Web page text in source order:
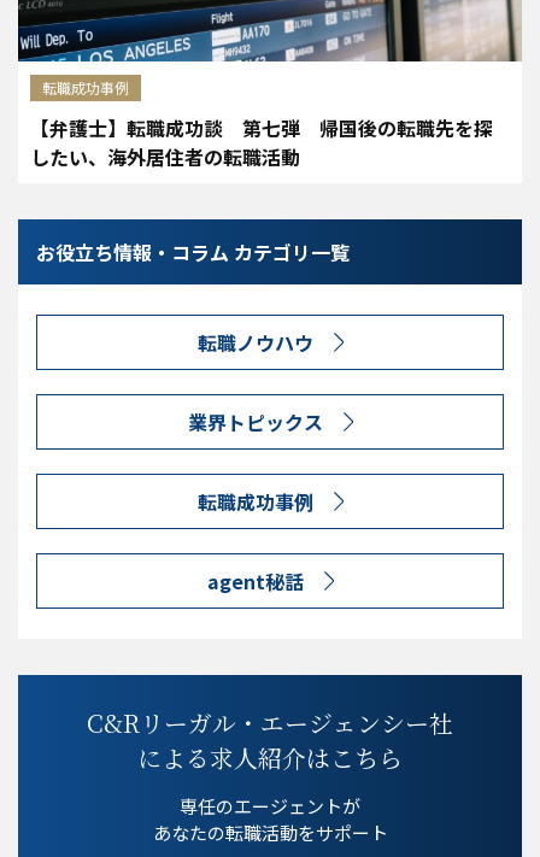
転職成功事例
【弁護士】転職成功談 第七弾 帰国後の転職先を探
したい、海外居住者の転職活動
お役立ち情報・コラム カテゴリ一覧
転職ノウハウ
業界トピックス
転職成功事例
agent秘話
C&Rリーガル・エージェンシー社
による求人紹介はこちら
専任のエージェントが
あなたの転職活動をサポート